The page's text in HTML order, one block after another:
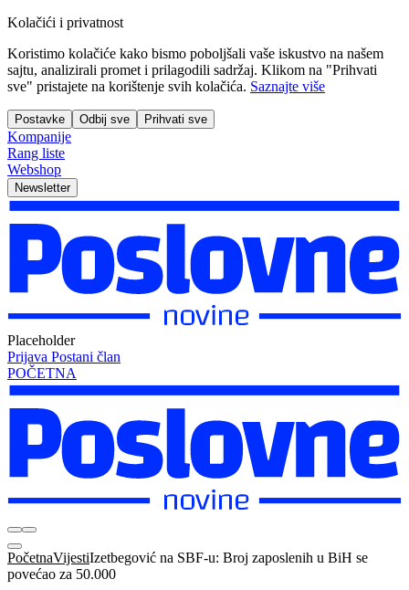
Kolačići i privatnost
Koristimo kolačiće kako bismo poboljšali vaše iskustvo na našem
sajtu, analizirali promet i prilagodili sadržaj. Klikom na "Prihvati
sve" pristajete na korištenje svih kolačića. Saznajte više
Postavke Odbij sve Prihvati sve
Kompanije
Rang liste
Webshop
Newsletter
Placeholder
Prijava Postani član
POČETNA
PočetnaVijestiIzetbegović na SBF-u: Broj zaposlenih u BiH se
povećao za 50.000